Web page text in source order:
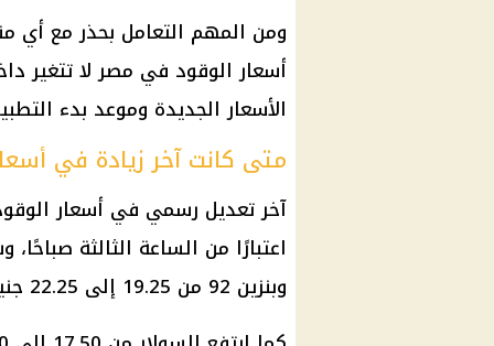
ومن المهم التعامل بحذر مع أي
أسعار الوقود في مصرلا تتغير
الأسعار الجديدة وموعد بدء
متى كانت آخر زيادة في
آخر تعديل رسمي في أسعار
اعتبارًا من الساعة الثالثة
وبنزين 92 من 19.25 إلى 22.25 جنيه للتر، وبنزين 80 من 17.75 إلى 20.75 جنيه للتر.